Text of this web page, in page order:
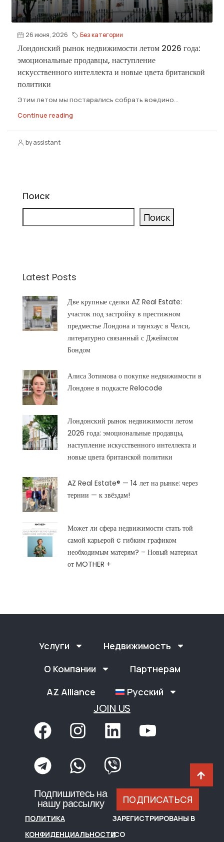
26 июня, 2026 Без категории
Лондонский рынок недвижимости летом 2026 года:
эмоциональные продавцы, наступление
искусственного интеллекта и новые цвета британской
политики
Этим летом мы постарались собрать воедино...
Continue reading
by assistant
Поиск
Поиск
Latest Posts
Две крупные сделки AZ Real Estate:
участок под застройку в престижном
предместье Лондона и таунхаус в Челси,
литературно связанный с Джеймсом
Бондом
Алиса Зотимова о покупке недвижимости в
Лондоне в подкасте Relocode
Лондонский рынок недвижимости летом
2026 года: эмоциональные продавцы,
наступление искусственного интеллекта и
новые цвета британской политики
AZ Real Estate® — 14 лет на рынке: через
тернии — к звёздам!
Может ли сфера недвижимости стать той
самой карьерой c гибким графиком
необходимым матерям? – Новый материал
от MOTHER +
Услуги
Недвижимость
О Компании
Партнерам
AZ Alliance
Русский
JOIN US
Подпишитесь на
нашу рассылку ПОДПИСАТЬСЯ
ПОЛИТИКА
КОНФИДЕНЦИАЛЬНОСТИ
ЗАРЕГИСТРИРОВАНЫ В
ICO